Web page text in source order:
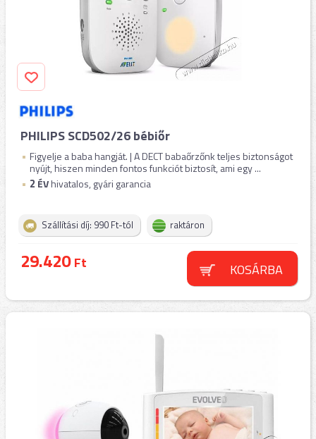
PHILIPS SCD502/26 bébiőr
Figyelje a baba hangját. | A DECT babaőrzőnk teljes biztonságot
nyújt, hiszen minden fontos funkciót biztosít, ami egy ...
2 ÉVhivatalos, gyári garancia
Szállítási díj: 990 Ft-tól raktáron
29.420Ft KOSÁRBA